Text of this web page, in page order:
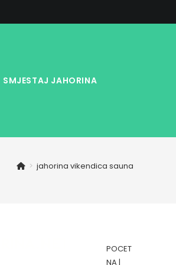
SMJESTAJ JAHORINA
> jahorina vikendica sauna
POCET
NA|